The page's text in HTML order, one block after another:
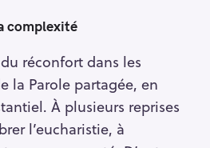
complexité
réconfort dans les
la Parole partagée, en
À plusieurs reprises
l’eucharistie, à